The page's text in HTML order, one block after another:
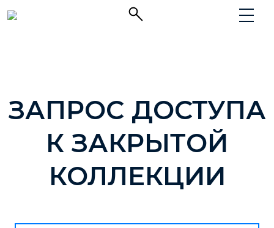
ЗАПРОС ДОСТУПА
К ЗАКРЫТОЙ
КОЛЛЕКЦИИ